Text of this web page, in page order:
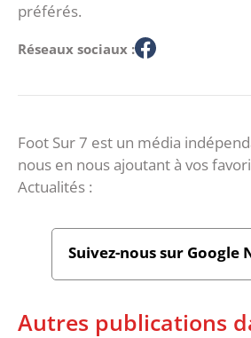
préférés.
Réseaux sociaux :
Foot Sur 7 est un média
nous en nous ajoutant à vos
Actualités :
Suivez-nous sur Google
Autres publications